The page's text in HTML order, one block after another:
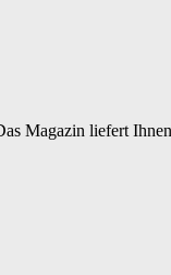
Magazin liefert